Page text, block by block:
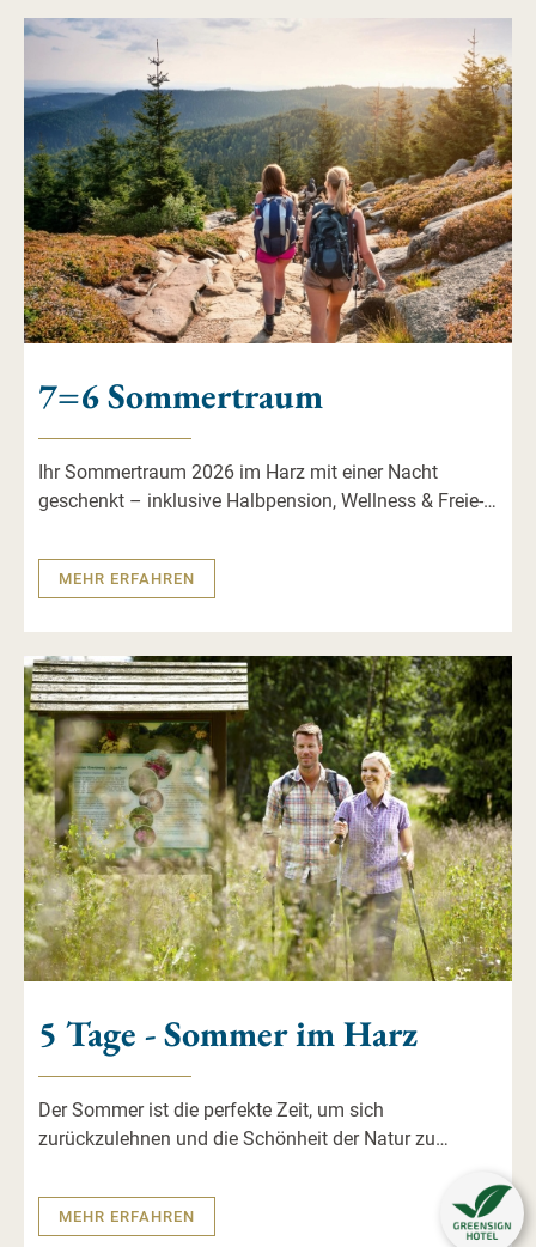
7=6 Sommertraum
Ihr Sommertraum 2026 im Harz mit einer Nacht
geschenkt – inklusive Halbpension, Wellness & Freie-
MEHR ERFAHREN
5 Tage - Sommer im Harz
Der Sommer ist die perfekte Zeit, um sich
zurückzulehnen und die Schönheit der Natur zu
klaren Luft, bietet der Harz eine traumhafte Kulisse für
entspannende Tage.
MEHR ERFAHREN